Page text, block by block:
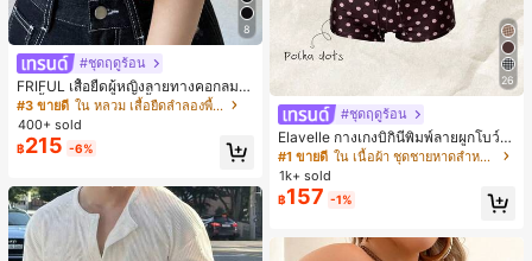
8
#ชุดฤดูร้อน
FRIFUL เสื้อยืดผู้หญิงลายทางคอกลมแ
ขนสั้นปลายแขนพับ เสื้อยืดกราฟิกฤดูร้
อน
#3 ขายดี
ใน หลวม เสื้อยืดลำลองพื้นฐาน
400+ sold
฿215 -6%
26
#ชุดฤดูร้อน
Elavelle กางเกงบิกินี่พิมพ์ลายผูกโบว์เอ
วสูงสำหรับผู้หญิง, ฤดูใบไม้ผลิ/ฤดูร้อน
#1 ขายดี
ใน เนื้อผ้า ชุดชายหาดสำหรับผู้หญิง
1k+ sold
฿157 -1%